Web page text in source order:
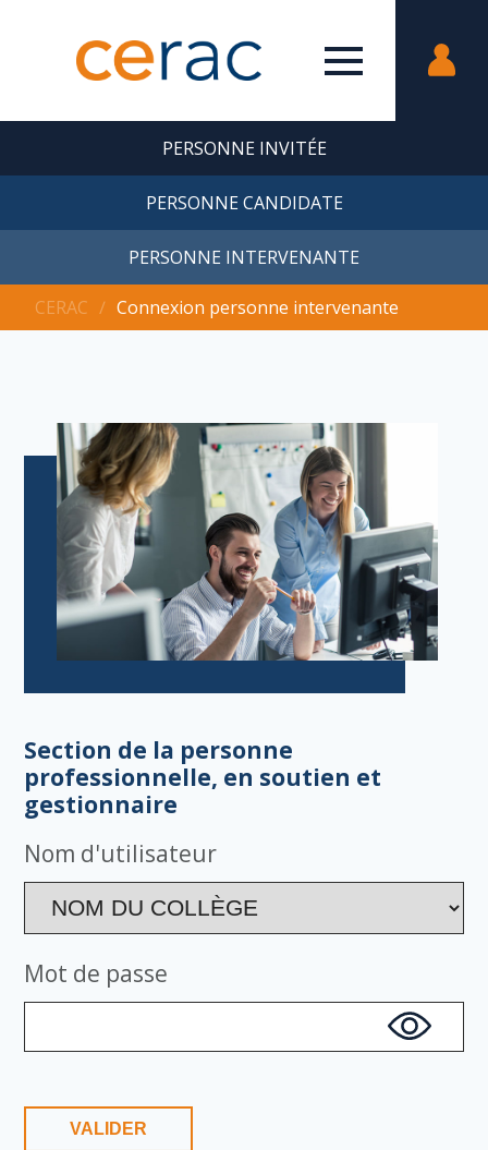
PERSONNE INVITÉE
PERSONNE CANDIDATE
PERSONNE INTERVENANTE
CERAC ∕ Connexion personne intervenante
Section de la personne
professionnelle, en soutien et
gestionnaire
Nom d'utilisateur
Mot de passe